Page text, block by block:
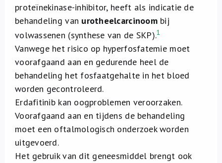
proteïnekinase-inhibitor, heeft als indicatie de
behandeling van urotheelcarcinoombij
volwassenen (synthese van de SKP).1
Vanwege het risico op hyperfosfatemie moet
voorafgaand aan en gedurende heel de
behandeling het fosfaatgehalte in het bloed
worden gecontroleerd.
Erdafitinib kan oogproblemen veroorzaken.
Voorafgaand aan en tijdens de behandeling
moet een oftalmologisch onderzoek worden
uitgevoerd.
Het gebruik van dit geneesmiddel brengt ook